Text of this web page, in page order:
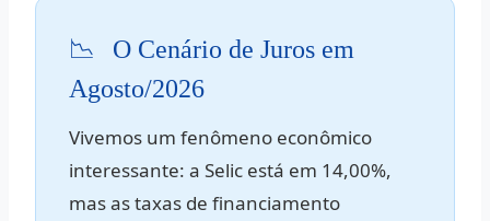
📉
O Cenário de Juros em
Agosto/2026
Vivemos um fenômeno econômico
interessante: a Selic está em 14,00%,
mas as taxas de financiamento